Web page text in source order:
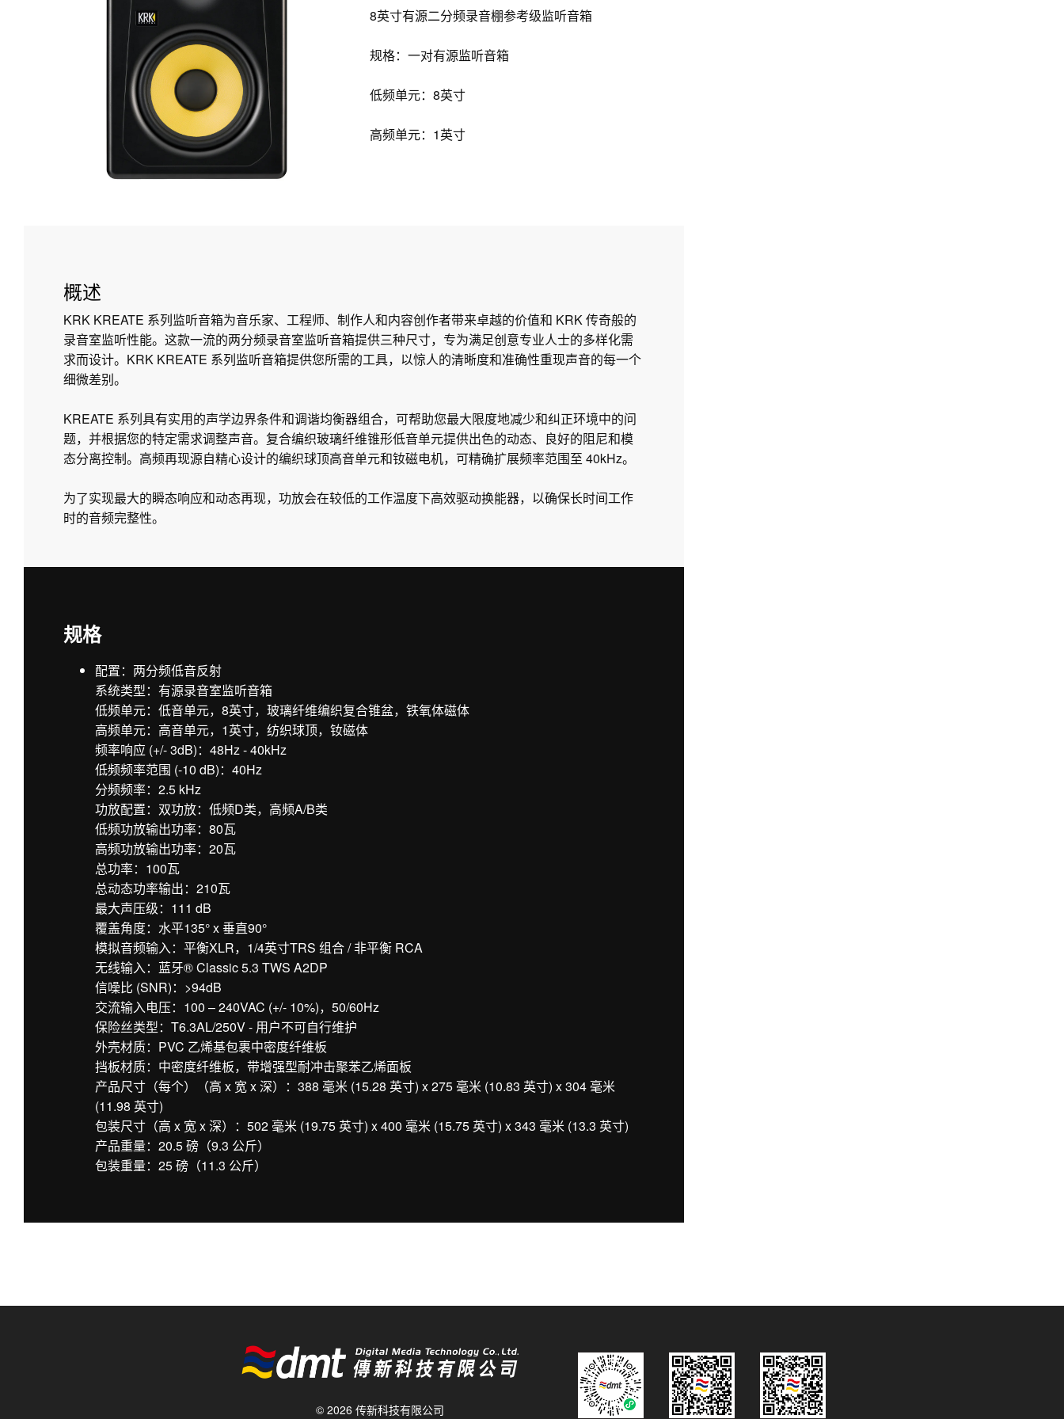
8英寸有源二分频录音棚参考级监听音箱
规格：一对有源监听音箱
低频单元：8英寸
高频单元：1英寸
概述
KRK KREATE 系列监听音箱为音乐家、工程师、制作人和内容创作者带来卓越的价值和 KRK 传奇般的
录音室监听性能。这款一流的两分频录音室监听音箱提供三种尺寸，专为满足创意专业人士的多样化需
求而设计。KRK KREATE 系列监听音箱提供您所需的工具，以惊人的清晰度和准确性重现声音的每一个
细微差别。
KREATE 系列具有实用的声学边界条件和调谐均衡器组合，可帮助您最大限度地减少和纠正环境中的问
题，并根据您的特定需求调整声音。复合编织玻璃纤维锥形低音单元提供出色的动态、良好的阻尼和模
态分离控制。高频再现源自精心设计的编织球顶高音单元和钕磁电机，可精确扩展频率范围至 40kHz。
为了实现最大的瞬态响应和动态再现，功放会在较低的工作温度下高效驱动换能器，以确保长时间工作
时的音频完整性。
规格
配置：两分频低音反射
系统类型：有源录音室监听音箱
低频单元：低音单元，8英寸，玻璃纤维编织复合锥盆，铁氧体磁体
高频单元：高音单元，1英寸，纺织球顶，钕磁体
频率响应 (+/- 3dB)：48Hz - 40kHz
低频频率范围 (-10 dB)：40Hz
分频频率：2.5 kHz
功放配置：双功放：低频D类，高频A/B类
低频功放输出功率：80瓦
高频功放输出功率：20瓦
总功率：100瓦
总动态功率输出：210瓦
最大声压级：111 dB
覆盖角度：水平135° x 垂直90°
模拟音频输入：平衡XLR，1/4英寸TRS 组合 / 非平衡 RCA
无线输入：蓝牙® Classic 5.3 TWS A2DP
信噪比 (SNR)：>94dB
交流输入电压：100 – 240VAC (+/- 10%)，50/60Hz
保险丝类型：T6.3AL/250V - 用户不可自行维护
外壳材质：PVC 乙烯基包裹中密度纤维板
挡板材质：中密度纤维板，带增强型耐冲击聚苯乙烯面板
产品尺寸（每个）（高 x 宽 x 深）：388 毫米 (15.28 英寸) x 275 毫米 (10.83 英寸) x 304 毫米
(11.98 英寸)
包装尺寸（高 x 宽 x 深）：502 毫米 (19.75 英寸) x 400 毫米 (15.75 英寸) x 343 毫米 (13.3 英寸)
产品重量：20.5 磅（9.3 公斤）
包装重量：25 磅（11.3 公斤）
© 2026 传新科技有限公司